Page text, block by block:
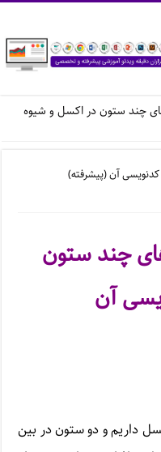
چند ستون در اکسل و شیوه
آن (پیشرفته)
چند ستون
آن
داریم و دو ستون در بین